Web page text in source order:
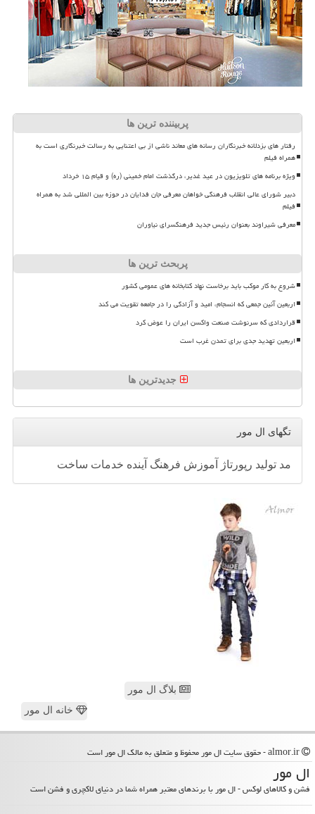
پربیننده ترین ها
رفتار های بزدلانه خبرنگاران رسانه های معاند ناشی از بی اعتنایی به رسالت خبرنگاری است به
همراه فیلم
ویژه برنامه های تلویزیون در عید غدیر، درگذشت امام خمینی (ره) و قیام ۱۵ خرداد
دبیر شورای عالی انقلاب فرهنگی خواهان معرفی جان فدایان در حوزه بین المللی شد به همراه
فیلم
معرفی شیراوند بعنوان رئیس جدید فرهنگسرای نیاوران
پربحث ترین ها
شروع به کار موکب باید برخاست نهاد کتابخانه های عمومی کشور
اربعین آئین جمعی که انسجام، امید و آزادگی را در جامعه تقویت می کند
قراردادی که سرنوشت صنعت واکسن ایران را عوض کرد
اربعین تهدید جدی برای تمدن غرب است
جدیدترین ها
تگهای ال مور
مد تولید رپورتاژ آموزش فرهنگ آینده خدمات ساخت
بلاگ ال مور
خانه ال مور
ال مور
فشن و کالاهای لوکس - ال مور با برندهای معتبر همراه شما در دنیای لاکچری و فشن است